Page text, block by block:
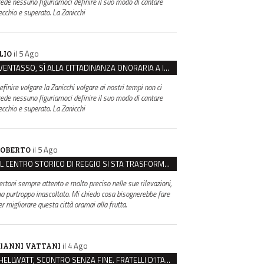
e superato. La Zanicchi
il 5 Ago
VENTASSO, SÌ ALLA CITTADINANZA ONORARIA A IVA ZANICCHI. MA BARGIACCHI: “È DI PESSIMO GUSTO”
volgare la Zanicchi volgare ai nostri tempi non ci
nessuno figuriamoci definire il suo modo di cantare
e superato. La Zanicchi
il 5 Ago
IL CENTRO STORICO DI REGGIO SI STA TRASFORMANDO, E NON IN MEGLIO
sempre attento e molto preciso nelle sue rilevazioni,
purtroppo inascoltato. Mi chiedo cosa bisognerebbe fare
migliorare questa città oramai alla frutta.
VATTANI il 4 Ago
HELLWATT, SCONTRO SENZA FINE. FRATELLI D’ITALIA: “MILANI PORTA DOCUMENTI, DE FRANCO INSULTI”